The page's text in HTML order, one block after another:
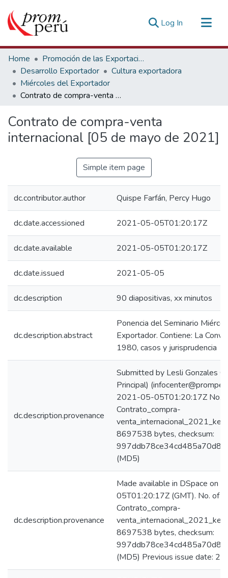
Log In (current)
Communities & Collections
All of DSpace
Statistics
Estadísticas Externas
Home
Promoción de las Exportaciones
Desarrollo Exportador
Cultura exportadora
Miércoles del Exportador
Contrato de compra-venta internacional [05 de mayo de 2021]
Contrato de compra-venta
internacional [05 de mayo de 2021]
Simple item page
dc.contributor.author Quispe Farfán, Percy Hugo
dc.date.accessioned 2021-05-05T01:20:17Z
dc.date.available 2021-05-05T01:20:17Z
dc.date.issued 2021-05-05
dc.description 90 diapositivas, xx minutos
dc.description.abstract
Ponencia del Seminario
Exportador. Contiene: La
1980, casos y jurisprudencia
dc.description.provenance
Submitted by Lesli Gonzales
Principal)
2021-05-05T01:20:17Z No.
Contrato_compra-
8697538 bytes, checksum:
(MD5)
dc.description.provenance
Made available in DSpace on
05T01:20:17Z (GMT). No. of
Contrato_compra-
8697538 bytes, checksum:
(MD5) Previous issue date: